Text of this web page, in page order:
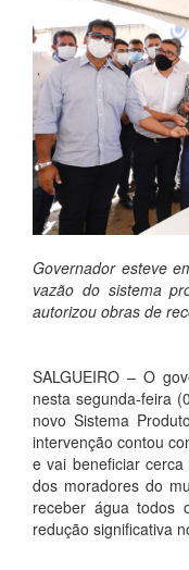
Governador esteve
vazão do sistema
autorizou obras de
SALGUEIRO – O
nesta segunda-feira
novo Sistema
intervenção contou
e vai beneficiar
dos moradores do
receber água todos
redução significativa